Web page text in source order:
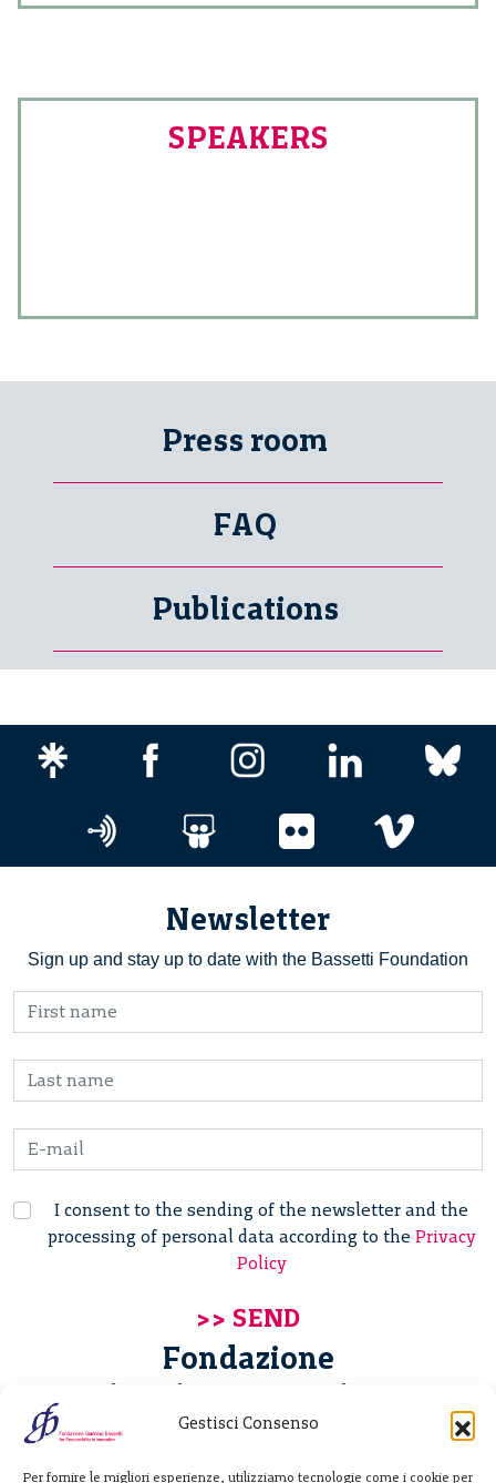
Gestisci Consenso
Per fornire le migliori esperienze, utilizziamo tecnologie come i cookie per
SPEAKERS
Press room
FAQ
Publications
Newsletter
Sign up and stay up to date with the Bassetti Foundation
I consent to the sending of the newsletter and the
processing of personal data according to the Privacy
Policy
Fondazione
Giannino Bassetti ETS